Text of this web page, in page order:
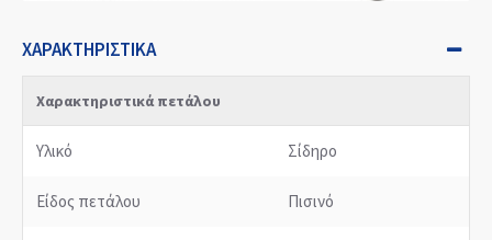
ΧΑΡΑΚΤΗΡΙΣΤΙΚΆ
Χαρακτηριστικά πετάλου
Υλικό Σίδηρο
Είδος πετάλου Πισινό